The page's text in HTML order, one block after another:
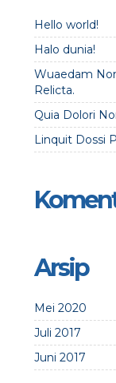
Hello world!
Halo dunia!
Wuaedam
Relicta.
Quia Dolori
Linquit Dossi
Arsip
Mei 2020
Juli 2017
Juni 2017